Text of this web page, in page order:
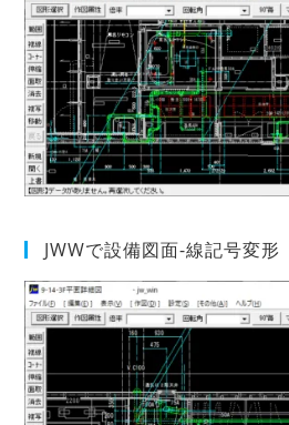
JWWで設備図面-線記号変形